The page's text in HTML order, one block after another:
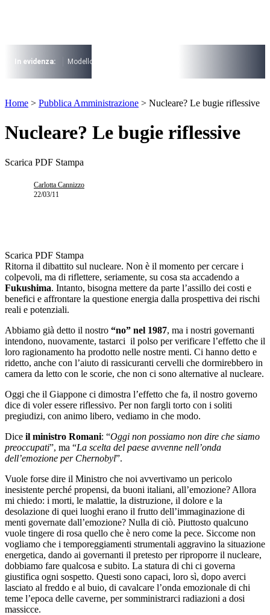
I più cercati
Lorem ipsum dolor sit amet consectetur
In evidenza: Modello 730
Lorem ipsum dolor sit amet consectetur
Home > Pubblica Amministrazione > Nucleare? Le bugie riflessive
Nucleare? Le bugie riflessive
Scarica PDF Stampa
Carlotta Cannizzo
22/03/11
Scarica PDF Stampa
Ritorna il dibattito sul nucleare. Non è il momento per cercare i
colpevoli, ma di riflettere, seriamente, su cosa sta accadendo a
Fukushima. Intanto, bisogna mettere da parte l’assillo dei costi e
benefici e affrontare la questione energia dalla prospettiva dei rischi
reali e potenziali.
Abbiamo già detto il nostro “no” nel 1987, ma i nostri governanti
intendono, nuovamente, tastarci il polso per verificare l’effetto che il
loro ragionamento ha prodotto nelle nostre menti. Ci hanno detto e
ridetto, anche con l’aiuto di rassicuranti cervelli che dormirebbero in
camera da letto con le scorie, che non ci sono alternative al nucleare.
Oggi che il Giappone ci dimostra l’effetto che fa, il nostro governo
dice di voler essere riflessivo. Per non fargli torto con i soliti
pregiudizi, con animo libero, vediamo in che modo.
Dice il ministro Romani: “Oggi non possiamo non dire che siamo
preoccupati”, ma “La scelta del paese avvenne nell’onda
dell’emozione per Chernobyl”.
Vuole forse dire il Ministro che noi avvertivamo un pericolo
inesistente perché propensi, da buoni italiani, all’emozione? Allora
mi chiedo: i morti, le malattie, la distruzione, il dolore e la
desolazione di quei luoghi erano il frutto dell’immaginazione di
menti governate dall’emozione? Nulla di ciò. Piuttosto qualcuno
vuole tingere di rosa quello che è nero come la pece. Siccome non
vogliamo che i temporeggiamenti strumentali aggravino la situazione
energetica, dando ai governanti il pretesto per riproporre il nucleare,
dobbiamo fare qualcosa e subito. La statura di chi ci governa
giustifica ogni sospetto. Questi sono capaci, loro sì, dopo averci
lasciato al freddo e al buio, di cavalcare l’onda emozionale di chi
teme l’epoca delle caverne, per somministrarci radiazioni a dosi
massicce.